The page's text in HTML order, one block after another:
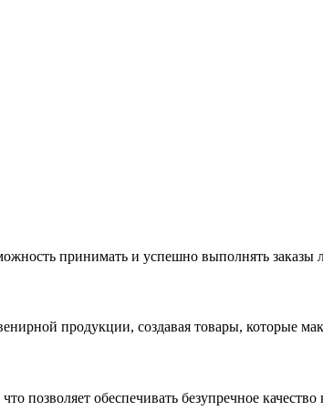
принимать и успешно выполнять
продукции, создавая товары, которые
позволяет обеспечивать безупречное